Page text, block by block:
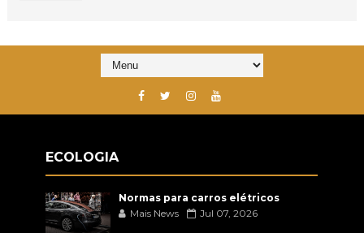
ECOLOGIA
Normas para carros elétricos
Mais News
Jul 07, 2026